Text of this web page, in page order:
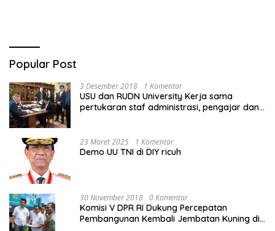
Popular Post
3 Desember 2018 1 Komentar
USU dan RUDN University Kerja sama
pertukaran staf administrasi, pengajar dan
23 Maret 2025 1 Komentar
Demo UU TNI di DIY ricuh
30 November 2018 0 Komentar
Komisi V DPR RI Dukung Percepatan
Pembangunan Kembali Jembatan Kuning di